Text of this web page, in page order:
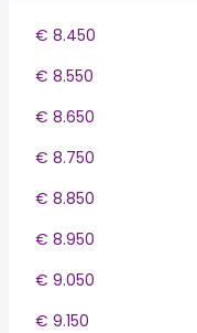
€ 8.450
€ 8.550
€ 8.650
€ 8.750
€ 8.850
€ 8.950
€ 9.050
€ 9.150